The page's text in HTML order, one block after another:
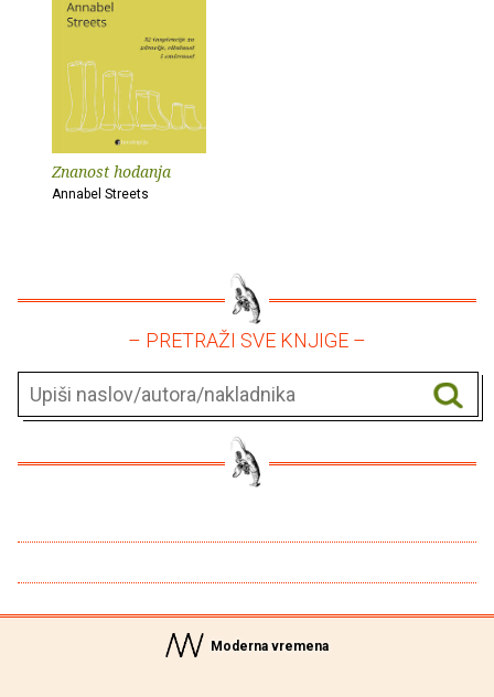
Znanost hodanja
Annabel Streets
– PRETRAŽI SVE KNJIGE –
Moderna vremena